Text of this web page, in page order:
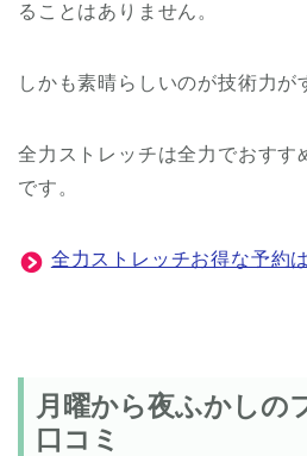
ることはありません。
しかも素晴らしいのが技術力が
全力ストレッチは全力でおすす
です。
全力ストレッチお得な予約
月曜から夜ふかしの
口コミ